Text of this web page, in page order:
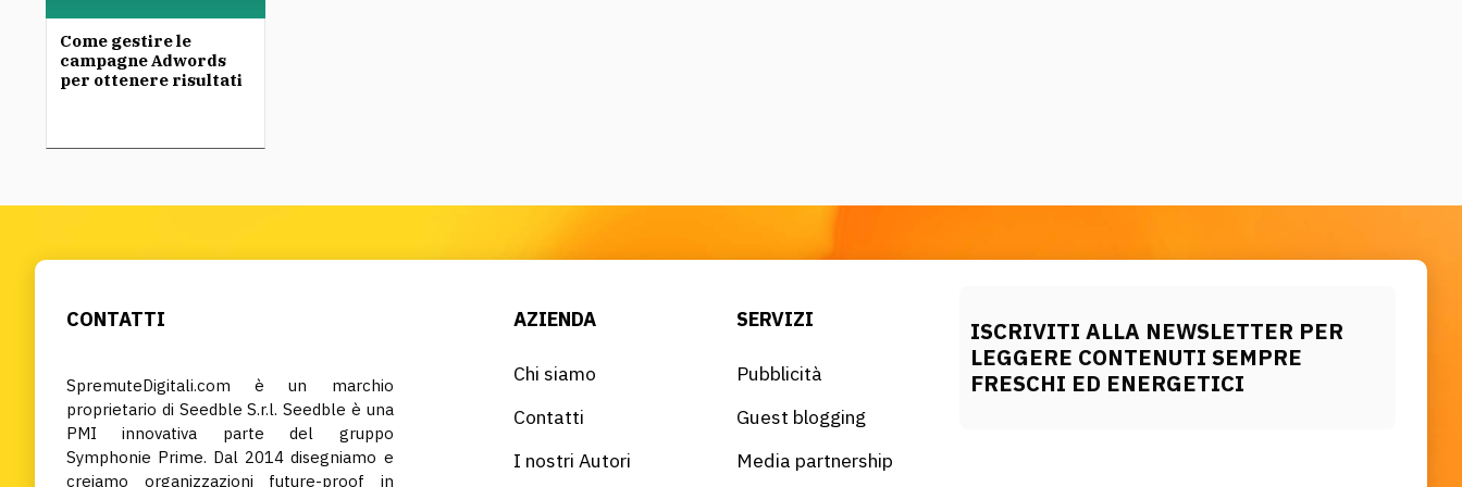
Come gestire le
campagne Adwords
per ottenere risultati
CONTATTI
SpremuteDigitali.com è un marchio
proprietario di Seedble S.r.l. Seedble è una
PMI innovativa parte del gruppo
Symphonie Prime. Dal 2014 disegniamo e
creiamo organizzazioni future-proof in
AZIENDA
Chi siamo
Contatti
I nostri Autori
SERVIZI
Pubblicità
Guest blogging
Media partnership
ISCRIVITI ALLA NEWSLETTER PER
LEGGERE CONTENUTI SEMPRE
FRESCHI ED ENERGETICI